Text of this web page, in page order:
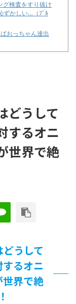
グ検査をすり抜け
ずかしい…（ﾌﾞﾙ
おっちゃん達出
関連が意味不明だ
連が意味不明だ
でKOTOKOが主
連が意味不明だ
乃、グラビア披
流石に一線を越
どうして
するオニ
世界で絶
うして
るオニ
界で絶